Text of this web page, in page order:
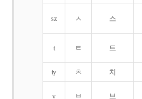
sz ㅅ 스
t ㅌ 트
ty ㅊ 치
v ㅂ 브